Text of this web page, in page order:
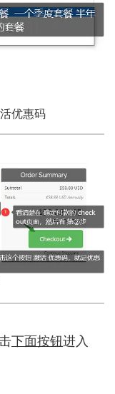
优惠码
下面按钮进入